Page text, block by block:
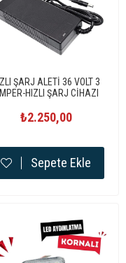
ŞARJ ALETİ 36 VOLT 3
HIZLI ŞARJ CİHAZI
₺2.250,00
Sepete Ekle